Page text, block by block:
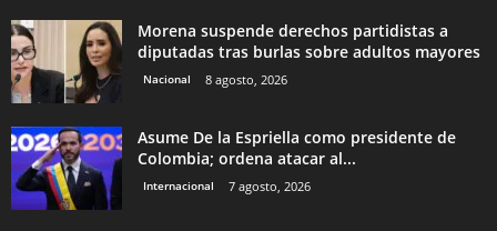
Morena suspende derechos partidistas a
diputadas tras burlas sobre adultos mayores
Nacional 8 agosto, 2026
Asume De la Espriella como presidente de
Colombia; ordena atacar al...
Internacional 7 agosto, 2026